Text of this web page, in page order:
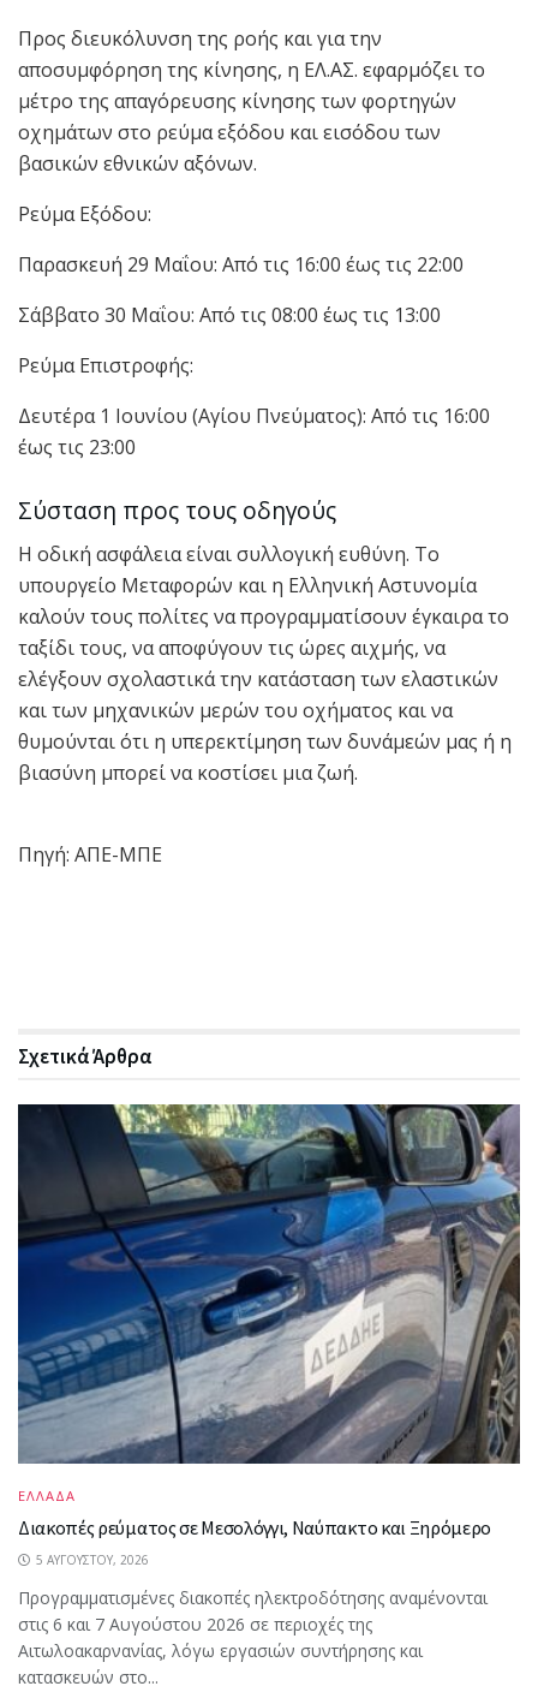
Προς διευκόλυνση της ροής και για την
αποσυμφόρηση της κίνησης, η ΕΛ.ΑΣ. εφαρμόζει το
μέτρο της απαγόρευσης κίνησης των φορτηγών
οχημάτων στο ρεύμα εξόδου και εισόδου των
βασικών εθνικών αξόνων.
Ρεύμα Εξόδου:
Παρασκευή 29 Μαΐου: Από τις 16:00 έως τις 22:00
Σάββατο 30 Μαΐου: Από τις 08:00 έως τις 13:00
Ρεύμα Επιστροφής:
Δευτέρα 1 Ιουνίου (Αγίου Πνεύματος): Από τις 16:00
έως τις 23:00
Σύσταση προς τους οδηγούς
Η οδική ασφάλεια είναι συλλογική ευθύνη. Το
υπουργείο Μεταφορών και η Ελληνική Αστυνομία
καλούν τους πολίτες να προγραμματίσουν έγκαιρα το
ταξίδι τους, να αποφύγουν τις ώρες αιχμής, να
ελέγξουν σχολαστικά την κατάσταση των ελαστικών
και των μηχανικών μερών του οχήματος και να
θυμούνται ότι η υπερεκτίμηση των δυνάμεών μας ή η
βιασύνη μπορεί να κοστίσει μια ζωή.
Πηγή: AΠΕ-ΜΠΕ
ΣχετικάΆρθρα
ΕΛΛΑΔΑ
Διακοπές ρεύματος σε Μεσολόγγι, Ναύπακτο και Ξηρόμερο
5 ΑΥΓΟΎΣΤΟΥ, 2026
Προγραμματισμένες διακοπές ηλεκτροδότησης αναμένονται
στις 6 και 7 Αυγούστου 2026 σε περιοχές της
Αιτωλοακαρνανίας, λόγω εργασιών συντήρησης και
κατασκευών στο...